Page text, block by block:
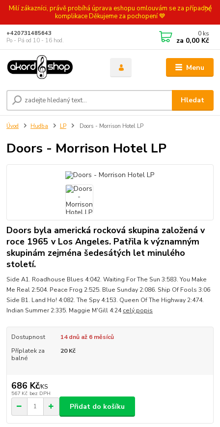
Milí zákazníci, právě probíhá úprava eshopu omlouvám se za případné
komplikace Děkujeme za pochopení 💙
Menu
Hledat
+420731485643
Po - Pá od 10 - 16 hod.
0 ks
za 0,00 Kč
Úvod Hudba LP Doors - Morrison Hotel LP
Doors - Morrison Hotel LP
Doors byla americká rocková skupina založená v
roce 1965 v Los Angeles. Patřila k významným
skupinám zejména šedesátých let minulého
století.
Side A1. Roadhouse Blues 4:042. Waiting For The Sun 3:583. You Make
Me Real 2:504. Peace Frog 2:525. Blue Sunday 2:086. Ship Of Fools 3:06
Side B1. Land Ho! 4:082. The Spy 4:153. Queen Of The Highway 2:474.
Indian Summer 2:335. Maggie M'Gill 4:24celý popis
Dostupnost
14 dnů až 6 měsíců
Příplatek za
balné
20 Kč
686 Kč/KS
567 Kč bez DPH
Přidat do košíku